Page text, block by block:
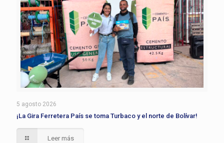
5 agosto 2026
¡La Gira Ferretera País se toma Turbaco y el norte de Bolívar!
Leer más